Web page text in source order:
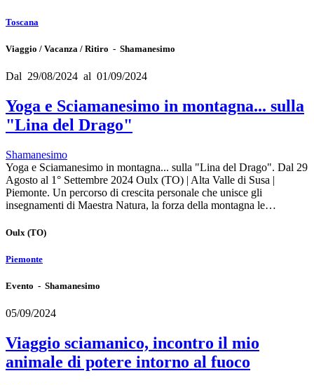
Toscana
Viaggio / Vacanza / Ritiro - Shamanesimo
Dal 29/08/2024 al 01/09/2024
Yoga e Sciamanesimo in montagna... sulla
"Lina del Drago"
Shamanesimo
Yoga e Sciamanesimo in montagna... sulla "Lina del Drago". Dal 29
Agosto al 1° Settembre 2024 Oulx (TO) | Alta Valle di Susa |
Piemonte. Un percorso di crescita personale che unisce gli
insegnamenti di Maestra Natura, la forza della montagna le…
Oulx (TO)
Piemonte
Evento - Shamanesimo
05/09/2024
Viaggio sciamanico, incontro il mio
animale di potere intorno al fuoco